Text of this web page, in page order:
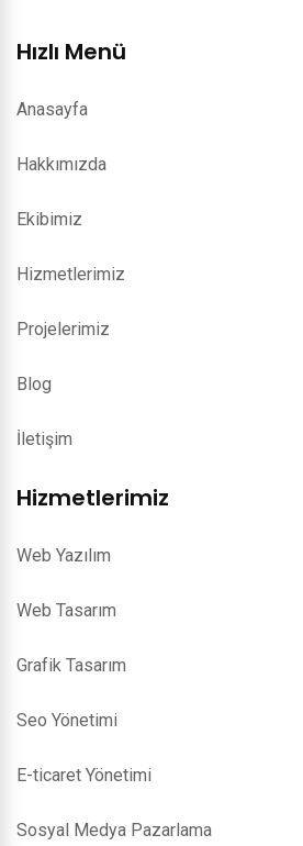
Hızlı Menü
Anasayfa
Hakkımızda
Ekibimiz
Hizmetlerimiz
Projelerimiz
Blog
İletişim
Hizmetlerimiz
Web Yazılım
Web Tasarım
Grafik Tasarım
Seo Yönetimi
E-ticaret Yönetimi
Sosyal Medya Pazarlama